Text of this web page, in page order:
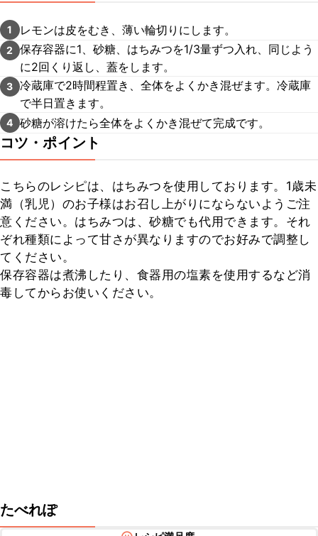
1 レモンは皮をむき、薄い輪切りにします。
2
保存容器に1、砂糖、はちみつを1/3量ずつ入れ、同じよう
に2回くり返し、蓋をします。
3 冷蔵庫で2時間程置き、全体をよくかき混ぜます。冷蔵庫
で半日置きます。
4 砂糖が溶けたら全体をよくかき混ぜて完成です。
コツ・ポイント
こちらのレシピは、はちみつを使用しております。1歳未
満（乳児）のお子様はお召し上がりにならないようご注
意ください。はちみつは、砂糖でも代用できます。それ
ぞれ種類によって甘さが異なりますのでお好みで調整し
てください。
保存容器は煮沸したり、食器用の塩素を使用するなど消
毒してからお使いください。
たべれぽ